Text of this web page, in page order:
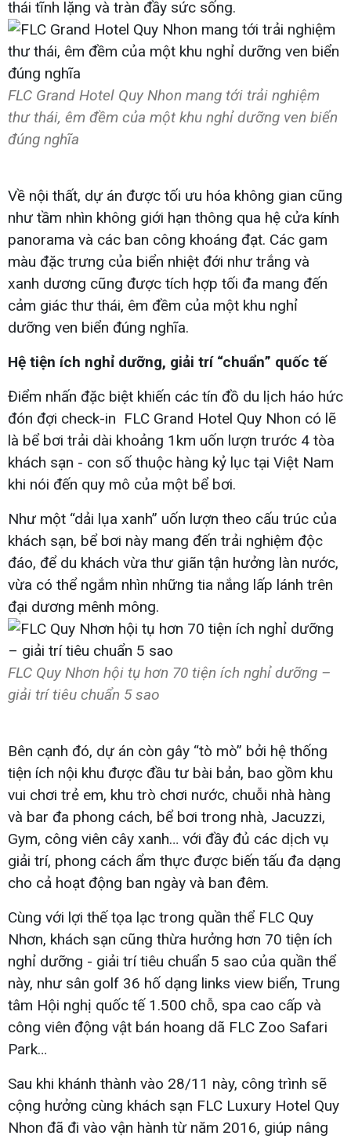
thái tĩnh lặng và tràn đầy sức sống.
FLC Grand Hotel Quy Nhon mang tới trải nghiệm
thư thái, êm đềm của một khu nghỉ dưỡng ven biển
đúng nghĩa
Về nội thất, dự án được tối ưu hóa không gian cũng
như tầm nhìn không giới hạn thông qua hệ cửa kính
panorama và các ban công khoáng đạt. Các gam
màu đặc trưng của biển nhiệt đới như trắng và
xanh dương cũng được tích hợp tối đa mang đến
cảm giác thư thái, êm đềm của một khu nghỉ
dưỡng ven biển đúng nghĩa.
Hệ tiện ích nghỉ dưỡng, giải trí “chuẩn” quốc tế
Điểm nhấn đặc biệt khiến các tín đồ du lịch háo hức
đón đợi check-in FLC Grand Hotel Quy Nhon có lẽ
là bể bơi trải dài khoảng 1km uốn lượn trước 4 tòa
khách sạn - con số thuộc hàng kỷ lục tại Việt Nam
khi nói đến quy mô của một bể bơi.
Như một “dải lụa xanh” uốn lượn theo cấu trúc của
khách sạn, bể bơi này mang đến trải nghiệm độc
đáo, để du khách vừa thư giãn tận hưởng làn nước,
vừa có thể ngắm nhìn những tia nắng lấp lánh trên
đại dương mênh mông.
FLC Quy Nhơn hội tụ hơn 70 tiện ích nghỉ dưỡng –
giải trí tiêu chuẩn 5 sao
Bên cạnh đó, dự án còn gây “tò mò” bởi hệ thống
tiện ích nội khu được đầu tư bài bản, bao gồm khu
vui chơi trẻ em, khu trò chơi nước, chuỗi nhà hàng
và bar đa phong cách, bể bơi trong nhà, Jacuzzi,
Gym, công viên cây xanh… với đầy đủ các dịch vụ
giải trí, phong cách ẩm thực được biến tấu đa dạng
cho cả hoạt động ban ngày và ban đêm.
Cùng với lợi thế tọa lạc trong quần thể FLC Quy
Nhơn, khách sạn cũng thừa hưởng hơn 70 tiện ích
nghỉ dưỡng - giải trí tiêu chuẩn 5 sao của quần thể
này, như sân golf 36 hố dạng links view biển, Trung
tâm Hội nghị quốc tế 1.500 chỗ, spa cao cấp và
công viên động vật bán hoang dã FLC Zoo Safari
Park…
Sau khi khánh thành vào 28/11 này, công trình sẽ
cộng hưởng cùng khách sạn FLC Luxury Hotel Quy
Nhon đã đi vào vận hành từ năm 2016, giúp nâng